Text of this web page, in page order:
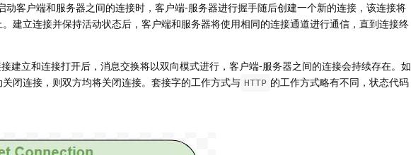
客户端和服务器之间的连接时，客户端-服务器进行握手随后创建一个新的连接，该连接将
建立连接并保持活动状态后，客户端和服务器将使用相同的连接通道进行通信，直到连接终
建立和连接打开后，消息交换将以双向模式进行，客户端-服务器之间的连接会持续存在。如
闭连接，则双方均将关闭连接。套接字的工作方式与 HTTP 的工作方式略有不同，状态代码